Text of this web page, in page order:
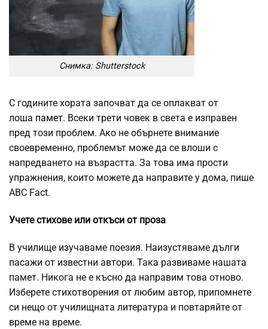
Снимка: Shutterstock
С годините хората започват да се оплакват от
лоша памет. Всеки трети човек в света е изправен
пред този проблем. Ако не обърнете внимание
своевременно, проблемът може да се влоши с
напредването на възрастта. За това има прости
упражнения, които можете да направите у дома, пише
ABC Fact.
Учете стихове или откъси от проза
В училище изучаваме поезия. Наизустяваме дълги
пасажи от известни автори. Така развиваме нашата
памет. Никога не е късно да направим това отново.
Изберете стихотворения от любим автор, припомнете
си нещо от училищната литература и повтаряйте от
време на време.